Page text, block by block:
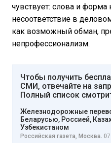
чувствует: слова и
несоответствие в
как возможный обман,
непрофессионализм.
Чтобы получить
СМИ, отвечайте на
Полный список
Железнодорожные
Беларусью, Россией,
Узбекистаном
Российская газета, Москва.